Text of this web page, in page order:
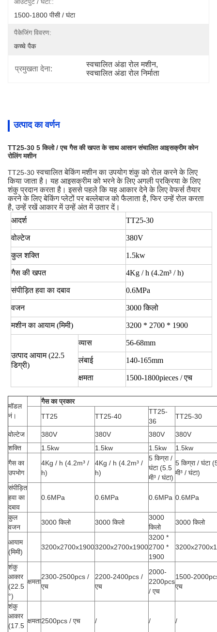
1500-1800 पीसी / घंटा
पैकेजिंग विवरण:
कच्चे पैक
प्रमुखता देना:
स्वचालित अंडा रोल मशीन,
स्वचालित अंडा रोल निर्माता
उत्पाद का वर्णन
TT25-30 5 किलो / एच गैस की खपत के साथ आसान संचालित आइसक्रीम कोन
रोलिंग मशीन
TT25-30स्वचालित बेकिंग मशीन का उपयोग शंकु को रोल करने के लिए
किया जाता है। यह आइसक्रीम को भरने के लिए अगली प्रक्रिया के लिए
शंकु प्रदान करता है। इससे पहले कि यह आकार देने के लिए वेफर्स तैयार
करने के लिए बेकिंग प्लेटों पर बल्लेबाज को फैलाता है, फिर उन्हें रोल करता
है, उन्हें रखें आकार में उन्हें अंत में उतार दें।
आदर्श
TT25-30
वोल्टेज 380V
कुल शक्ति 1.5kw
गैस की खपत 4Kg / h (4.2m³ / h)
संपीड़ित हवा का दबाव 0.6MPa
वजन 3000 किलो
मशीन का आयाम (मिमी) 3200 * 2700 * 1900
उत्पाद आयाम (22.5
डिग्री)
व्यास 56-68mm
लंबाई 140-165mm
क्षमता 1500-1800pieces / एच
मॉडल
नं।
गैस का प्रकार
TT25
TT25-40
TT25-
36
TT25-30
वोल्टेज 380V 380V 380V
380V
शक्ति
1.5kw 1.5kw 1.5kw
1.5kw
गैस का
उपभोग
4Kg / h (4.2m³ /
h)
4Kg / h (4.2m³ /
h)
5 किग्रा /
घंटा (5.5
मी³ / घंटा)
5 किग्रा / घंटा
मी³ / घंटा)
संपीड़ित
हवा का
दबाव
0.6MPa 0.6MPa 0.6MPa 0.6MPa
कुल
वजन
3000 किलो 3000 किलो
3000
किलो
3000 किलो
आयाम
(मिमी)
3200x2700x19003200x2700x1900
3200 *
2700 *
1900
शंकु
आकार
(22.5
°)
क्षमता
2300-2500pcs /
एच
2200-2400pcs /
एच
2000-
2200pcs
/ एच
1500-
एच
शंकु
आकार
(17.5
क्षमता2500pcs / एच / / /